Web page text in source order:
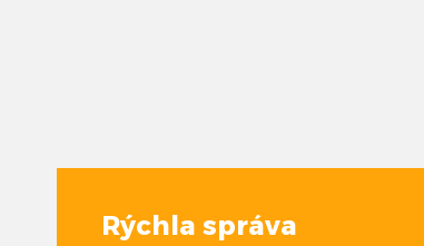
Rýchla správa